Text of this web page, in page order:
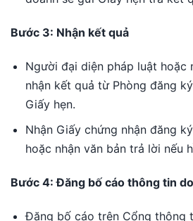
Bước 3: Nhận kết quả
Người đại diện pháp luật hoặc
nhận kết quả từ Phòng đăng
Giấy hẹn.
Nhận Giấy chứng nhận đăng
hoặc nhận văn bản trả lời nếu
Bước 4: Đăng bố cáo thông tin
Đăng bố cáo trên Cổng thông